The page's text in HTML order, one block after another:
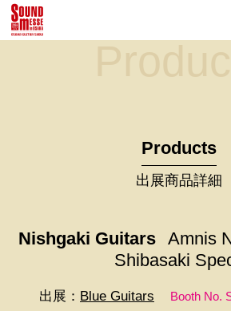
Products
出展商品詳細
Nishgaki Guitars
Amnis
Shibasaki
出展： Blue Guitars Booth No.